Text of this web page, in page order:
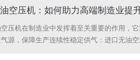
空压机：如何助力高端制造业提
压机在制造业中发挥着至关重要的作用，
源，保障生产连续性稳定供气：进口无油
尤为重要，因为任何微小的波动都可能影响